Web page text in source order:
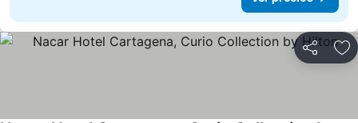
Compartir